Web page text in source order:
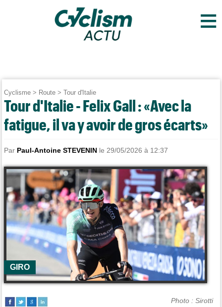
≡
Cyclisme > Route >Tour d'Italie
Tour d'Italie - Felix Gall : «Avec la
fatigue, il va y avoir de gros écarts»
Par Paul-Antoine STEVENIN le 29/05/2026 à 12:37
GIRO
Photo : Sirotti